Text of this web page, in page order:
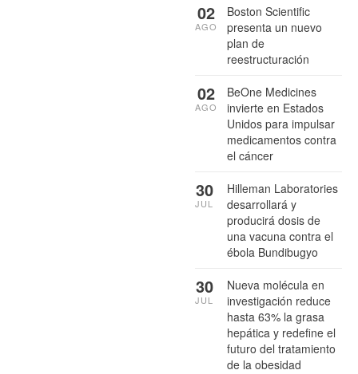
Boston Scientific
presenta un nuevo
plan de
reestructuración
02
AGO
BeOne Medicines
invierte en Estados
Unidos para impulsar
medicamentos contra
el cáncer
02
AGO
Hilleman Laboratories
desarrollará y
producirá dosis de
una vacuna contra el
ébola Bundibugyo
30
JUL
Nueva molécula en
investigación reduce
hasta 63% la grasa
hepática y redefine el
futuro del tratamiento
de la obesidad
30
JUL